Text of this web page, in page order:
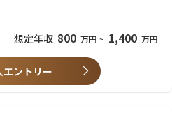
した経験
ネットワークを構築した経験
る方
想定年収 800 万円 ~ 1,400 万円
エントリー